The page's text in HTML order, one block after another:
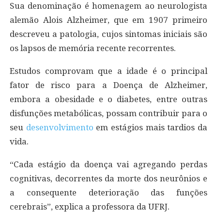
Sua denominação é homenagem ao neurologista
alemão Alois Alzheimer, que em 1907 primeiro
descreveu a patologia, cujos sintomas iniciais são
os lapsos de memória recente recorrentes.
Estudos comprovam que a idade é o principal
fator de risco para a Doença de Alzheimer,
embora a obesidade e o diabetes, entre outras
disfunções metabólicas, possam contribuir para o
seu desenvolvimento em estágios mais tardios da
vida.
“Cada estágio da doença vai agregando perdas
cognitivas, decorrentes da morte dos neurônios e
a consequente deterioração das funções
cerebrais”, explica a professora da UFRJ.